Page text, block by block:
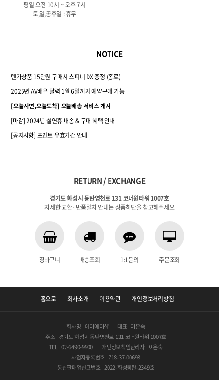
평일 오전 10시 ~ 오후 7시
토,일,공휴일 : 휴무
NOTICE
텐가상품 15만원 구매시 스피너 DX 증정 (종료)
2025년 AV배우 달력 1월 6일까지 예약구매 가능
[오늘사면,오늘도착] 오늘배송 서비스 개시
[마감] 2024년 설연휴 배송 & 구매 혜택 안내
[공지사항] 포인트 유효기간 안내
RETURN / EXCHANGE
경기도 화성시 동탄영천로 131 코너원타워 1007호
자세한 교환·반품절차 안내는 상품하단을 참고해주세요
장바구니 배송조회 1:1문의 주문조회
홈으로 회사소개 이용약관 개인정보처리방침
회사명 에이에이샵 대표 이은숙
주소 경기도 화성시 동탄영천로 131 코너원타워 1007호
TEL 02-6490-9900 개인정보책임관리자 이은숙
사업자등록번호 718-37-00693
통신판매업신고번호 2022-화성동탄-2349호